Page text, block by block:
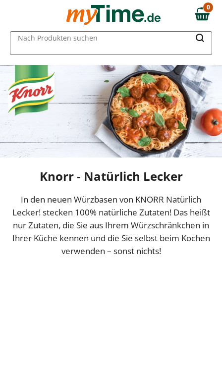
0,00 €
0
Nach Produkten suchen
Knorr - Natürlich Lecker
In den neuen Würzbasen von KNORR Natürlich
Lecker! stecken 100% natürliche Zutaten! Das heißt
nur Zutaten, die Sie aus Ihrem Würzschränkchen in
Ihrer Küche kennen und die Sie selbst beim Kochen
verwenden – sonst nichts!